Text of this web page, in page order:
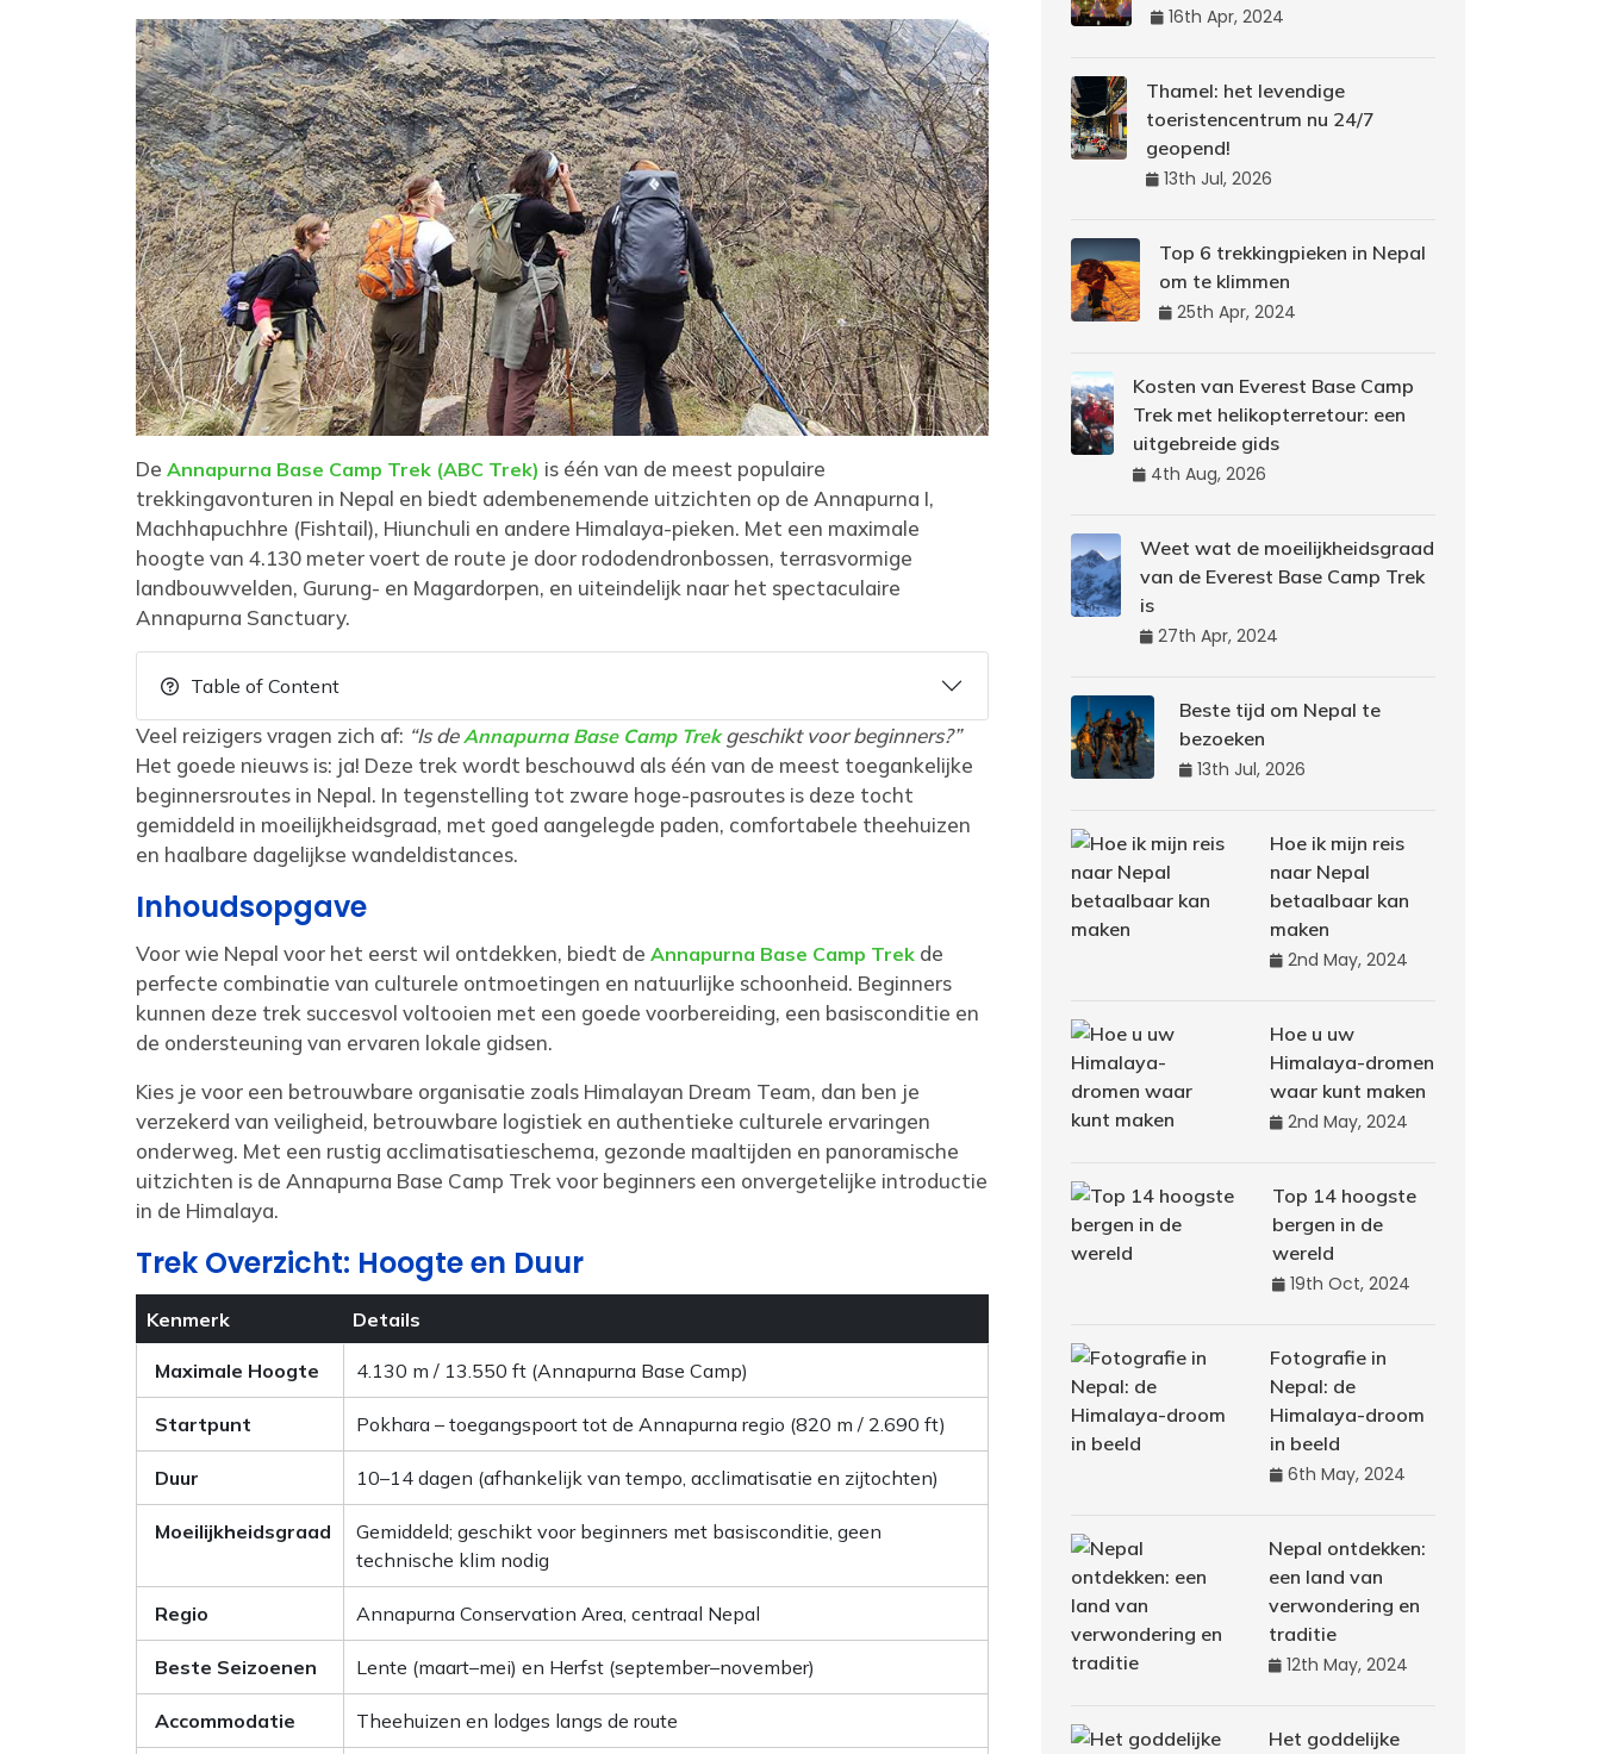
De Annapurna Base Camp Trek (ABC Trek) is één van de meest populaire
trekkingavonturen in Nepal en biedt adembenemende uitzichten op de Annapurna I,
Machhapuchhre (Fishtail), Hiunchuli en andere Himalaya-pieken. Met een maximale
hoogte van 4.130 meter voert de route je door rododendronbossen, terrasvormige
landbouwvelden, Gurung- en Magardorpen, en uiteindelijk naar het spectaculaire
Annapurna Sanctuary.
Table of Content
Veel reizigers vragen zich af: “Is deAnnapurna Base Camp Trekgeschikt voor beginners?”
Het goede nieuws is: ja! Deze trek wordt beschouwd als één van de meest toegankelijke
beginnersroutes in Nepal. In tegenstelling tot zware hoge-pasroutes is deze tocht
gemiddeld in moeilijkheidsgraad, met goed aangelegde paden, comfortabele theehuizen
en haalbare dagelijkse wandeldistances.
Inhoudsopgave
Voor wie Nepal voor het eerst wil ontdekken, biedt de Annapurna Base Camp Trek de
perfecte combinatie van culturele ontmoetingen en natuurlijke schoonheid. Beginners
kunnen deze trek succesvol voltooien met een goede voorbereiding, een basisconditie en
de ondersteuning van ervaren lokale gidsen.
Kies je voor een betrouwbare organisatie zoals Himalayan Dream Team, dan ben je
verzekerd van veiligheid, betrouwbare logistiek en authentieke culturele ervaringen
onderweg. Met een rustig acclimatisatieschema, gezonde maaltijden en panoramische
uitzichten is de Annapurna Base Camp Trek voor beginners een onvergetelijke introductie
in de Himalaya.
Trek Overzicht: Hoogte en Duur
Kenmerk Details
Maximale Hoogte 4.130 m / 13.550 ft (Annapurna Base Camp)
Startpunt Pokhara – toegangspoort tot de Annapurna regio (820 m / 2.690 ft)
Duur 10–14 dagen (afhankelijk van tempo, acclimatisatie en zijtochten)
Moeilijkheidsgraad
Gemiddeld; geschikt voor beginners met basisconditie, geen
technische klim nodig
Regio Annapurna Conservation Area, centraal Nepal
Beste Seizoenen Lente (maart–mei) en Herfst (september–november)
Accommodatie Theehuizen en lodges langs de route
16th Apr, 2024
Thamel: het levendige
toeristencentrum nu 24/7
geopend!
13th Jul, 2026
Top 6 trekkingpieken in Nepal
om te klimmen
25th Apr, 2024
Kosten van Everest Base Camp
Trek met helikopterretour: een
uitgebreide gids
4th Aug, 2026
Weet wat de moeilijkheidsgraad
van de Everest Base Camp Trek
is
27th Apr, 2024
Beste tijd om Nepal te
bezoeken
13th Jul, 2026
Hoe ik mijn reis
naar Nepal
betaalbaar kan
maken
2nd May, 2024
Hoe u uw
Himalaya-dromen
waar kunt maken
2nd May, 2024
Top 14 hoogste
bergen in de
wereld
19th Oct, 2024
Fotografie in
Nepal: de
Himalaya-droom
in beeld
6th May, 2024
Nepal ontdekken:
een land van
verwondering en
traditie
12th May, 2024
Het goddelijke